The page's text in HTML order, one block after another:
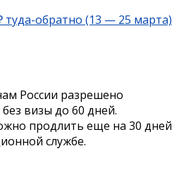
туда-обратно (13 — 25 марта)
России разрешено
визы до 60 дней.
продлить еще на 30 дней
службе.